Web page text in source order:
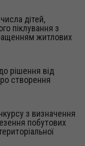
дітей,
піклування з
житлових
рішення від
створення
з визначення
побутових